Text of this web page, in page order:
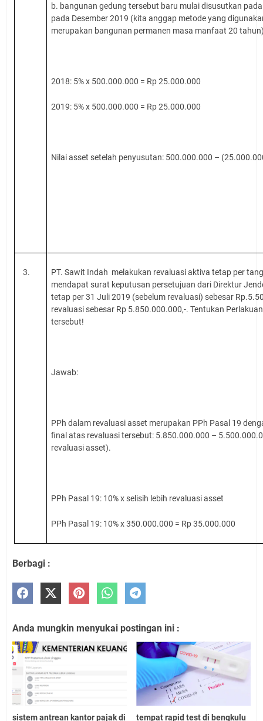
b. bangunan gedung tersebut baru mulai disusutkan
pada Desember 2019 (kita anggap metode yang
merupakan bangunan permanen masa manfaat 20
2018: 5% x 500.000.000 = Rp 25.000.000
2019: 5% x 500.000.000 = Rp 25.000.000
Nilai asset setelah penyusutan: 500.000.000 –
3. PT. Sawit Indah melakukan revaluasi aktiva tetap per
mendapat surat keputusan persetujuan dari Direktur
tetap per 31 Juli 2019 (sebelum revaluasi) sebesar Rp.5.5
revaluasi sebesar Rp 5.850.000.000,-. Tentukan
tersebut!
Jawab:
PPh dalam revaluasi asset merupakan PPh Pasal 19
final atas revaluasi tersebut: 5.850.000.000 –
revaluasi asset).
PPh Pasal 19: 10% x selisih lebih revaluasi asset
PPh Pasal 19: 10% x 350.000.000 = Rp 35.000.000
Berbagi :
Anda mungkin menyukai postingan ini :
sistem antrean kantor pajak di
tempat rapid test di bengkulu